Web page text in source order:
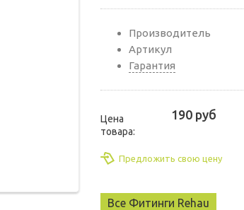
Производитель
Артикул
Гарантия
Цена
товара:
190 руб
Предложить свою цену
Все Фитинги Rehau